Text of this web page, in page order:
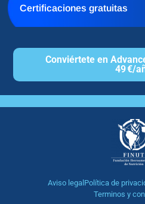
Certificaciones gratuitas
Conviértete en
49 €/
Aviso legal Política de
Terminos y